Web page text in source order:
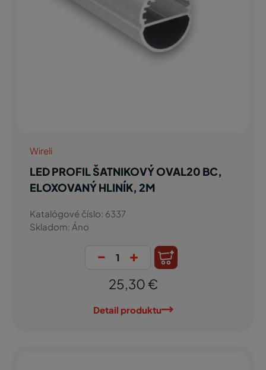
Wireli
LED PROFIL ŠATNIKOVÝ OVAL20 BC,
ELOXOVANÝ HLINÍK, 2M
Katalógové číslo: 6337
Skladom: Áno
- +
25,30 €
Detail produktu